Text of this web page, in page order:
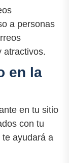
a personas
atractivos.
en la
en tu sitio
con tu
ayudará a